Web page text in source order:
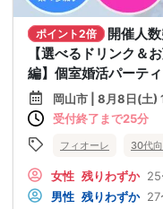
ポイント2倍
開催人
【選べるドリンク＆
編】個室婚活パーテ
岡山市 | 8月8日(土)
受付終了まで25分
フィオーレ 30代
女性 残りわずか
男性 残りわずか